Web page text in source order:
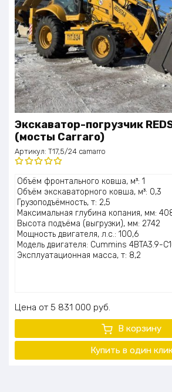
Экскаватор-погрузчик
(мосты Carraro)
Артикул: T17,5/24 camarro
Оценка
5.00из 5
Объём фронтального ковша, м³: 1
Объём экскаваторного ковша, м³: 0,3
Грузоподъёмность, т: 2,5
Максимальная глубина копания, мм:
Высота подъёма (выгрузки), мм: 2742
Мощность двигателя, л.с.: 100,6
Модель двигателя: Cummins 4BTA3.9-
Эксплуатационная масса, т: 8,2
Цена 5 831 000 руб.
В корзину
Купить в один